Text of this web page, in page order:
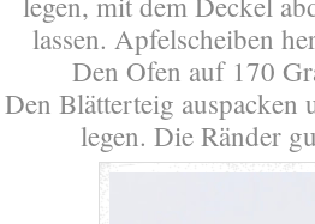
lassen. Apfelscheiben
Den Ofen auf 170
Den Blätterteig
legen. Die Ränder